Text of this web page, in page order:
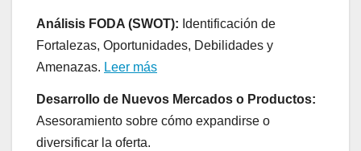
Análisis FODA (SWOT): Identificación de
Fortalezas, Oportunidades, Debilidades y
Amenazas. Leer más
Desarrollo de Nuevos Mercados o Productos:
Asesoramiento sobre cómo expandirse o
diversificar la oferta.